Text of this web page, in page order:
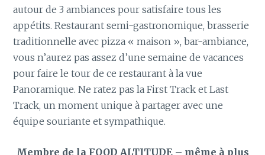
autour de 3 ambiances pour satisfaire tous les
appétits. Restaurant semi-gastronomique, brasserie
traditionnelle avec pizza « maison », bar-ambiance,
vous n’aurez pas assez d’une semaine de vacances
pour faire le tour de ce restaurant à la vue
Panoramique. Ne ratez pas la First Track et Last
Track, un moment unique à partager avec une
équipe souriante et sympathique.
Membre de la FOOD ALTITUDE – même à plus